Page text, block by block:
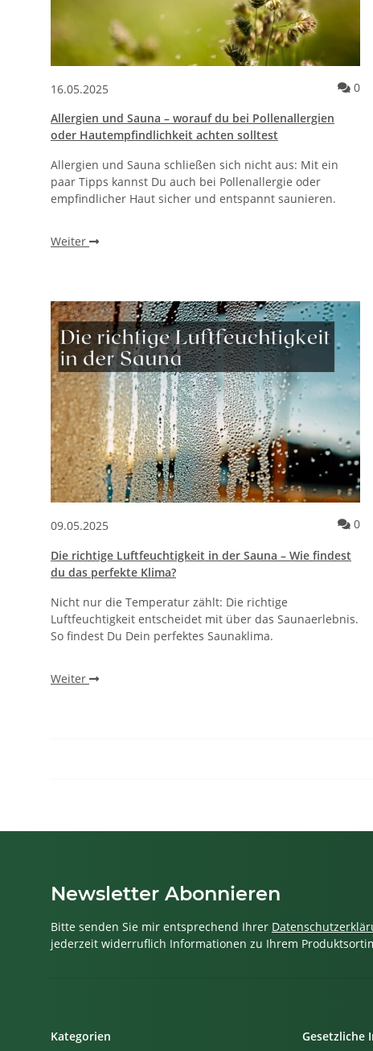
16.05.2025 0
Allergien und Sauna – worauf du bei Pollenallergien
oder Hautempfindlichkeit achten solltest
Allergien und Sauna schließen sich nicht aus: Mit ein
paar Tipps kannst Du auch bei Pollenallergie oder
empfindlicher Haut sicher und entspannt saunieren.
Weiter
09.05.2025 0
Die richtige Luftfeuchtigkeit in der Sauna – Wie findest
du das perfekte Klima?
Nicht nur die Temperatur zählt: Die richtige
Luftfeuchtigkeit entscheidet mit über das Saunaerlebnis.
So findest Du Dein perfektes Saunaklima.
Weiter
Newsletter Abonnieren
Bitte senden Sie mir entsprechend Ihrer
jederzeit widerruflich Informationen zu Ihrem
Kategorien Gesetzliche